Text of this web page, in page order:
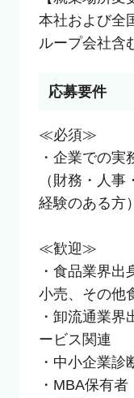
本社および全
ループ会社含
応募要件
≪必須≫
・企業での
（財務・人
経験のある方）
≪歓迎≫
・食品業界出
小売、その他
・卸流通業
ービス関連
・中小企業診
・MBA保有者